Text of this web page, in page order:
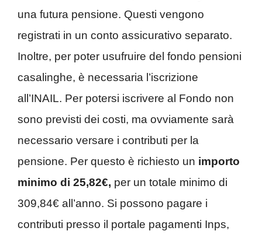
una futura pensione. Questi vengono
registrati in un conto assicurativo separato.
Inoltre, per poter usufruire del fondo pensioni
casalinghe, è necessaria l’iscrizione
all’INAIL. Per potersi iscrivere al Fondo non
sono previsti dei costi, ma ovviamente sarà
necessario versare i contributi per la
pensione. Per questo è richiesto un importo
minimo di 25,82€, per un totale minimo di
309,84€ all’anno. Si possono pagare i
contributi presso il portale pagamenti Inps,